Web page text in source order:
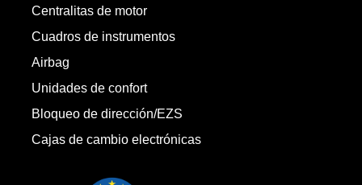
Centralitas de motor
Cuadros de instrumentos
Airbag
Unidades de confort
Bloqueo de dirección/EZS
Cajas de cambio electrónicas